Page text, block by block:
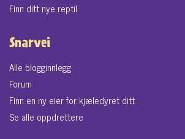
Finn ditt nye reptil
Snarvei
Alle blogginnlegg
Forum
Finn en ny eier for kjæledyret ditt
Se alle oppdrettere